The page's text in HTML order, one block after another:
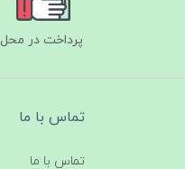
پرداخت در محل
تماس با ما
تماس با ما